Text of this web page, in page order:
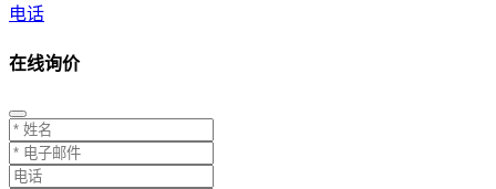
电话
在线询价